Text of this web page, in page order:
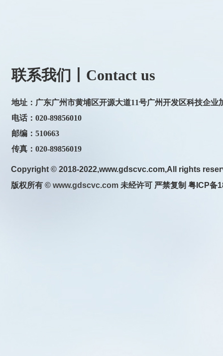
联系我们丨Contact us
地址：广东广州市黄埔区开源大道11号广州开发区科技企业
电话：020-89856010
邮编：510663
传真：020-89856019
Copyright © 2018-2022,www.gdscvc.com,All rights
版权所有 © www.gdscvc.com未经许可 严禁复制 粤ICP备